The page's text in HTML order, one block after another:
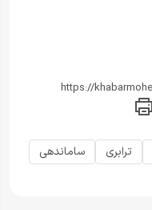
ترابری ساماندهی